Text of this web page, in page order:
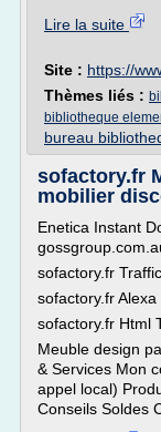
Lire la suite
Site : https://
Thèmes liés :
bibliotheque
bureau
sofactory.fr
mobilier
Enetica Instant
sofactory.fr
sofactory.fr
sofactory.fr Html
Meuble design
& Services Mon
appel local)
Conseils Soldes